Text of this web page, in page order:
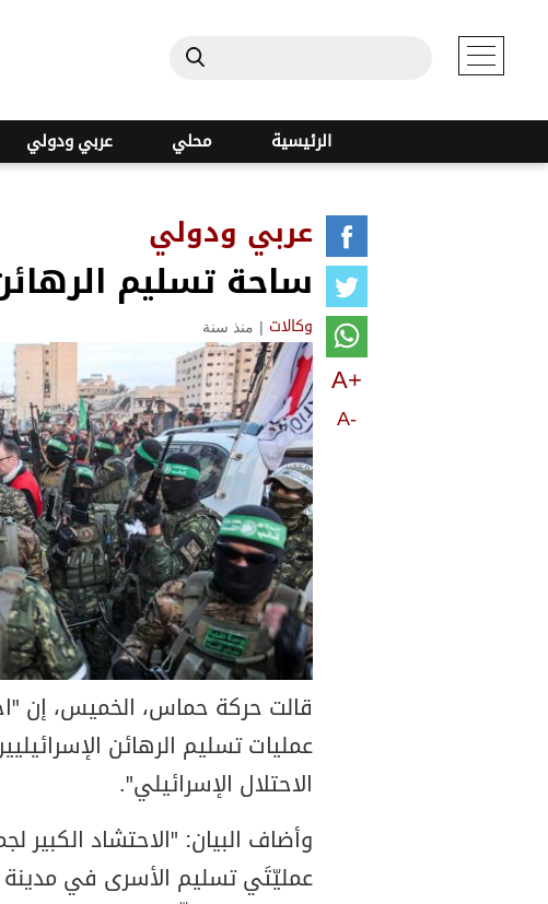
الرئيسية محلي عربي ودولي
عربي ودولي
ساحة تسليم
وكالات | منذ سنة
A+
A-
قالت حركة حماس، الخميس، إن
عمليات تسليم الرهائن
الاحتلال الإسرائيلي".
وأضاف البيان: "الاحتشاد الكبير
عمليّتَي تسليم الأسرى في